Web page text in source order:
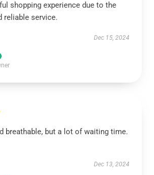
shopping experience due to the
reliable service.
Dec 15, 2024
breathable, but a lot of waiting time.
Dec 13, 2024